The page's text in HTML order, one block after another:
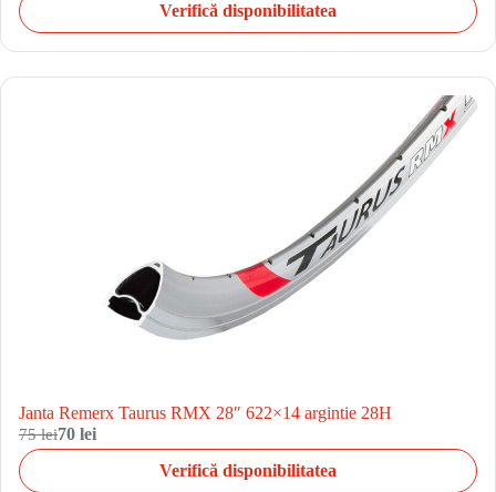
Verifică disponibilitatea
Janta Remerx Taurus RMX 28″ 622×14 argintie 28H
75 lei70 lei
Verifică disponibilitatea